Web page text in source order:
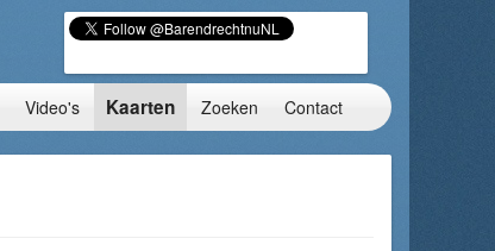
Video's Kaarten Zoeken Contact